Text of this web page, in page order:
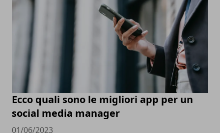
Ecco quali sono le migliori app per un
social media manager
01/06/2023